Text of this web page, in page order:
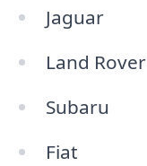
Jaguar
Land Rover
Subaru
Fiat